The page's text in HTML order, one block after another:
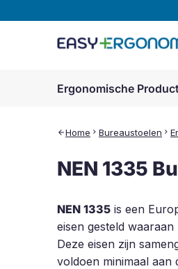
Ergonomische
arrow_backHome chevron_right Bureaustoelen chevron_right
NEN 1335
NEN 1335 is een
eisen gesteld
Deze eisen zijn
voldoen minimaal aan